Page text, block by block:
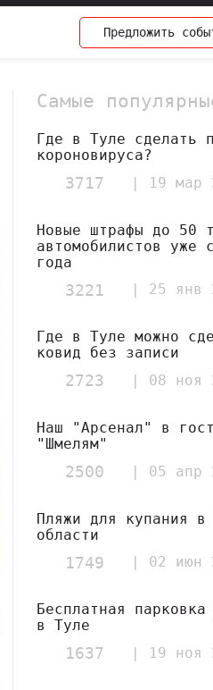
Предложить
Самые
Где в Туле сделать
короновируса?
3717 | 19 мар
Новые штрафы до 50
автомобилистов уже
года
3221 | 25 янв
Где в Туле можно
ковид без записи
2723 | 08 ноя
Наш "Арсенал" в
"Шмелям"
2500 | 05 апр
Пляжи для купания
области
1749 | 02 июн
Бесплатная
в Туле
1637 | 19 ноя